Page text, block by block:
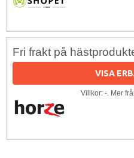
Fri frakt på
VISA
Villkor: -. Mer